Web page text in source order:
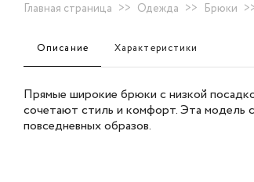
Главная страница >> Одежда >> Брюки
Описание Характеристики
Прямые широкие брюки с низкой
сочетают стиль и комфорт. Эта модель
повседневных образов.